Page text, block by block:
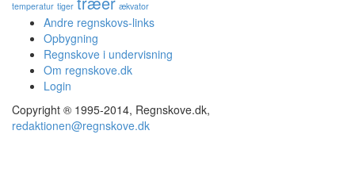
temperatur tiger ækvator
Andre regnskovs-links
Opbygning
Regnskove i undervisning
Om regnskove.dk
Login
Copyright ® 1995-2014, Regnskove.dk,
redaktionen@regnskove.dk